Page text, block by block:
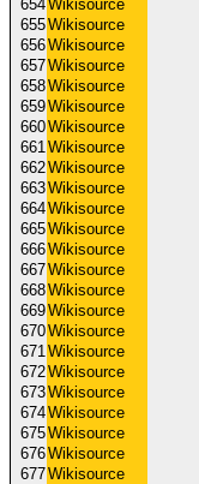
654Wikisource
655Wikisource
656Wikisource
657Wikisource
658Wikisource
659Wikisource
660Wikisource
661Wikisource
662Wikisource
663Wikisource
664Wikisource
665Wikisource
666Wikisource
667Wikisource
668Wikisource
669Wikisource
670Wikisource
671Wikisource
672Wikisource
673Wikisource
674Wikisource
675Wikisource
676Wikisource
677Wikisource